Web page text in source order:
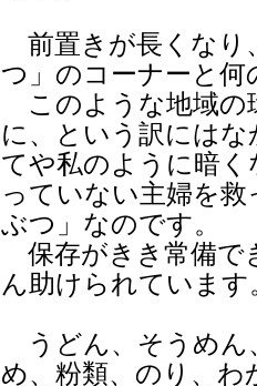
前置きが長くなり
つ」のコーナーと
このような地域の
に、という訳には
てや私のように暗
っていない主婦を
ぶつ」なのです。
保存がきき常備で
ん助けられています
うどん、そうめん
め、粉類、のり、